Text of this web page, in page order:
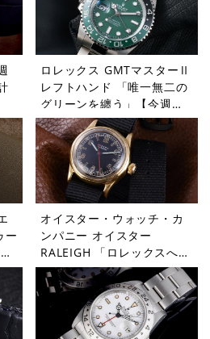
ロレックス GMTマスターⅡ
レフトハンド 「唯一無二の
グリーンを纏う」【今週の
逸本 Vol.365】
ー
オイスター・ウォッチ・カ
ンパニー オイスター
RALEIGH 「ロレックスへと
受け継がれたDNA」【今週
の逸本 Vol.363】